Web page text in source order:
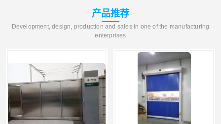
产品推荐
Development, design, production and sales in one of the manufacturing
enterprises